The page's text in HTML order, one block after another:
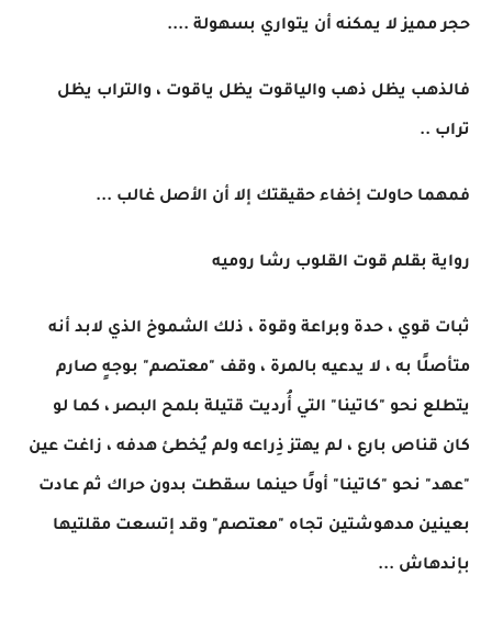
حجر مميز لا يمكنه أن يتواري بسهولة ....
فالذهب يظل ذهب والياقوت يظل ياقوت ، والتراب يظل
تراب ..
فمهما حاولت إخفاء حقيقتك إلا أن الأصل غالب ...
رواية بقلم قوت القلوب رشا روميه
ثبات قوي ، حدة وبراعة وقوة ، ذلك الشموخ الذي لابد أنه
متأصلًا به ، لا يدعيه بالمرة ، وقف "معتصم" بوجهٍ صارم
يتطلع نحو "كاتينا" التي أُرديت قتيلة بلمح البصر ، كما لو
كان قناص بارع ، لم يهتز ذِراعه ولم يُخطئ هدفه ، زاغت عين
"عهد" نحو "كاتينا" أولًا حينما سقطت بدون حراك ثم عادت
بعينين مدهوشتين تجاه "معتصم" وقد إتسعت مقلتيها
بإندهاش ...